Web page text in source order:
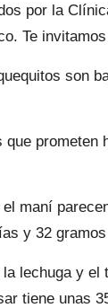
por la
Te
son
maní
y 32
lechuga y
tiene unas